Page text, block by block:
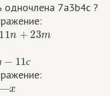
одночлена 7a3b4c ?
n+23m
с
11 с
x